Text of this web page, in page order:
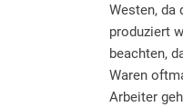
Westen, da
produziert
beachten,
Waren
Arbeiter